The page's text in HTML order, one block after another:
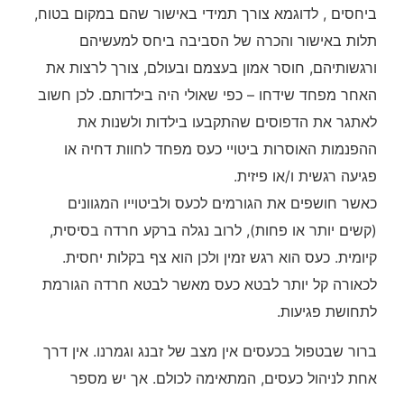
ביחסים , לדוגמא צורך תמידי באישור שהם במקום בטוח,
תלות באישור והכרה של הסביבה ביחס למעשיהם
ורגשותיהם, חוסר אמון בעצמם ובעולם, צורך לרצות את
האחר מפחד שידחו – כפי שאולי היה בילדותם. לכן חשוב
לאתגר את הדפוסים שהתקבעו בילדות ולשנות את
ההפנמות האוסרות ביטויי כעס מפחד לחוות דחיה או
פגיעה רגשית ו/או פיזית.
כאשר חושפים את הגורמים לכעס ולביטוייו המגוונים
(קשים יותר או פחות), לרוב נגלה ברקע חרדה בסיסית,
קיומית. כעס הוא רגש זמין ולכן הוא צף בקלות יחסית.
לכאורה קל יותר לבטא כעס מאשר לבטא חרדה הגורמת
לתחושת פגיעות.
ברור שבטפול בכעסים אין מצב של זבנג וגמרנו. אין דרך
אחת לניהול כעסים, המתאימה לכולם. אך יש מספר